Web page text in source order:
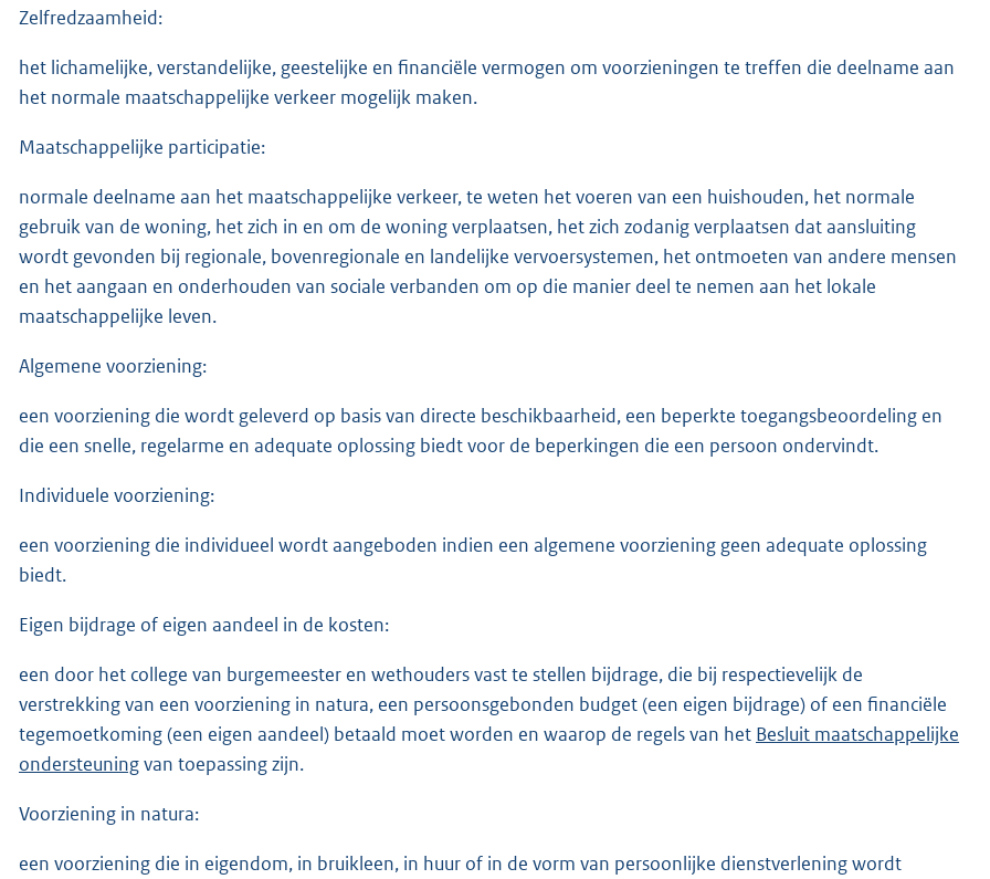
Zelfredzaamheid:
het lichamelijke, verstandelijke, geestelijke en financiële vermogen om voorzieningen te treffen die deelname aan
het normale maatschappelijke verkeer mogelijk maken.
Maatschappelijke participatie:
normale deelname aan het maatschappelijke verkeer, te weten het voeren van een huishouden, het normale
gebruik van de woning, het zich in en om de woning verplaatsen, het zich zodanig verplaatsen dat aansluiting
wordt gevonden bij regionale, bovenregionale en landelijke vervoersystemen, het ontmoeten van andere mensen
en het aangaan en onderhouden van sociale verbanden om op die manier deel te nemen aan het lokale
maatschappelijke leven.
Algemene voorziening:
een voorziening die wordt geleverd op basis van directe beschikbaarheid, een beperkte toegangsbeoordeling en
die een snelle, regelarme en adequate oplossing biedt voor de beperkingen die een persoon ondervindt.
Individuele voorziening:
een voorziening die individueel wordt aangeboden indien een algemene voorziening geen adequate oplossing
biedt.
Eigen bijdrage of eigen aandeel in de kosten:
een door het college van burgemeester en wethouders vast te stellen bijdrage, die bij respectievelijk de
verstrekking van een voorziening in natura, een persoonsgebonden budget (een eigen bijdrage) of een financiële
tegemoetkoming (een eigen aandeel) betaald moet worden en waarop de regels van het Besluit maatschappelijke
ondersteuningvan toepassing zijn.
Voorziening in natura:
een voorziening die in eigendom, in bruikleen, in huur of in de vorm van persoonlijke dienstverlening wordt